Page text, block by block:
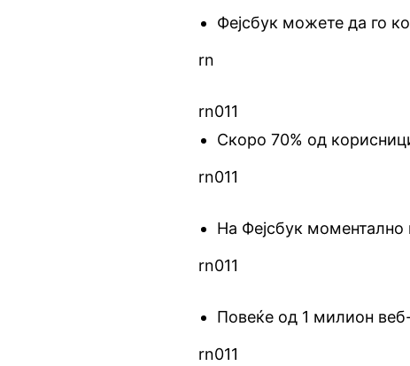
Фејсбук можете да го
rn
rn011
Скоро 70% од
rn011
На Фејсбук
rn011
Повеќе од 1 милион
rn011